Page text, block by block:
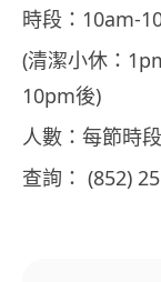
時段：10am-
(清潔小休：
10pm後)
人數：每節時段
查詢： (852)